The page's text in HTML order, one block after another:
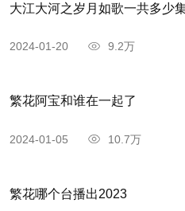
大江大河之岁月如歌一共多少
2024-01-20 9.2万
繁花阿宝和谁在一起了
2024-01-05 10.7万
繁花哪个台播出2023